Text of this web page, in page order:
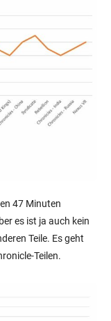
47 Minuten
es ist ja auch kein
Teile. Es geht
Teilen.